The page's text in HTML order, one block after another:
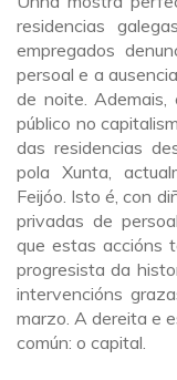
residencias
empregados
persoal e a
de noite.
público no
das residencias
pola Xunta,
Feijóo. Isto é, con
privadas de
que estas accións
progresista da
intervencións
marzo. A dereita e
común: o capital.